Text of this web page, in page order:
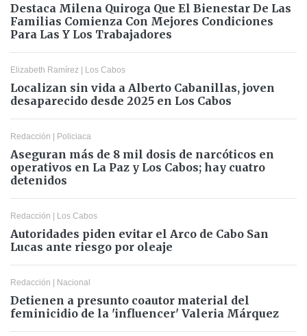
Destaca Milena Quiroga Que El Bienestar De Las
Familias Comienza Con Mejores Condiciones
Para Las Y Los Trabajadores
Elizabeth Ramírez | Los Cabos
Localizan sin vida a Alberto Cabanillas, joven
desaparecido desde 2025 en Los Cabos
Redacción | Policiaca
Aseguran más de 8 mil dosis de narcóticos en
operativos en La Paz y Los Cabos; hay cuatro
detenidos
Redacción | Los Cabos
Autoridades piden evitar el Arco de Cabo San
Lucas ante riesgo por oleaje
Redacción | Nacional
Detienen a presunto coautor material del
feminicidio de la 'influencer' Valeria Márquez